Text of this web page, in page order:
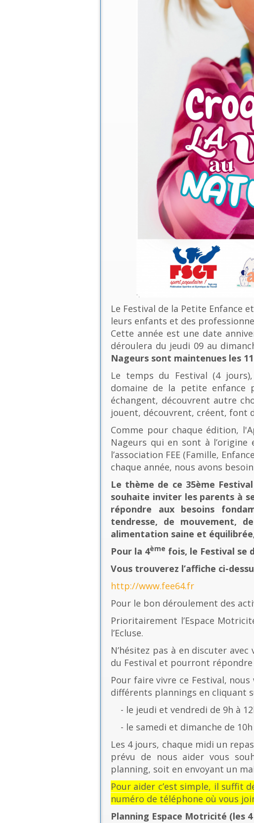
Le Festival de la Petite Enfance
leurs enfants et des
Cette année est une date
déroulera du jeudi 09 au
Nageurs sont maintenues les
Le temps du Festival (4
domaine de la petite enfance
échangent, découvrent autre
jouent, découvrent, créent, font
Comme pour chaque édition,
Nageurs qui en sont à l’origine
l’association FEE (Famille,
chaque année, nous avons
Le thème de ce 35ème
souhaite inviter les parents à
répondre aux besoins
tendresse, de mouvement,
alimentation saine et
Pour la 4ème fois, le Festival se
Vous trouverez l’affiche ci-
http://www.fee64.fr
Pour le bon déroulement des
Prioritairement l’Espace
l’Ecluse.
N’hésitez pas à en discuter
du Festival et pourront
Pour faire vivre ce Festival,
différents plannings en cliquant
- le jeudi et vendredi de 9h à
- le samedi et dimanche de 10h
Les 4 jours, chaque midi un
prévu de nous aider vous
planning, soit en envoyant un
Pour aider c’est simple, il suffit
numéro de téléphone où vous
Planning Espace Motricité (les